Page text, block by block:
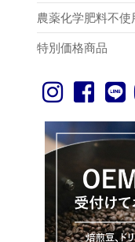
農薬化学肥料不使
特別価格商品